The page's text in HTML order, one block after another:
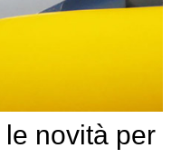
novità per